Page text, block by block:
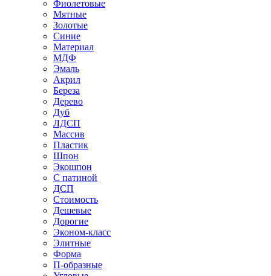
Фиолетовые
Мятные
Золотые
Синие
Материал
МДФ
Эмаль
Акрил
Береза
Дерево
Дуб
ЛДСП
Массив
Пластик
Шпон
Экошпон
С патиной
ДСП
Стоимость
Дешевые
Дорогие
Эконом-класс
Элитные
Форма
П-образные